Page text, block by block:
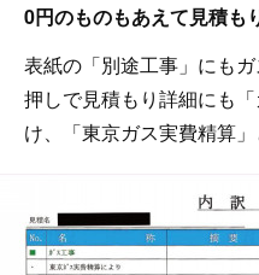
0円のものもあえて見積も
表紙の「別途工事」にも
押しで見積もり詳細にも
け、「東京ガス実費精算」